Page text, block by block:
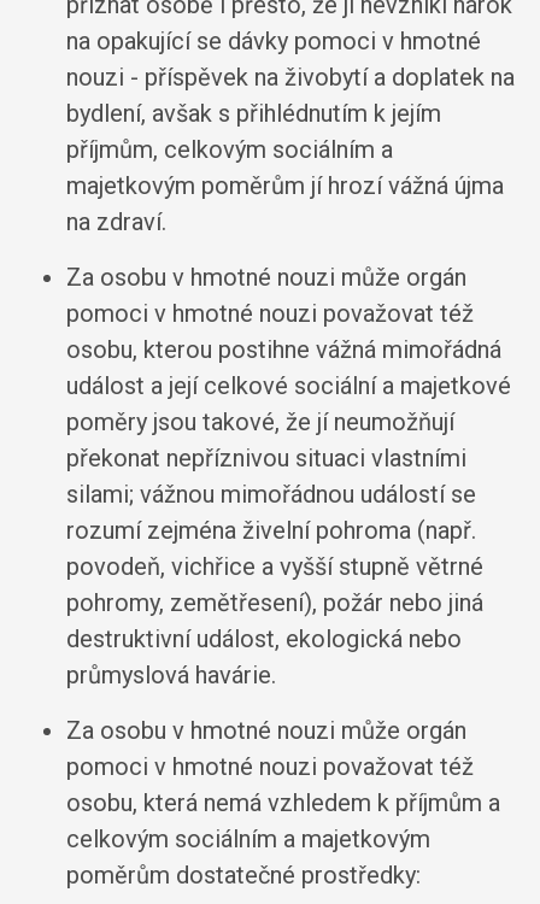
na opakující se dávky pomoci v hmotné
nouzi - příspěvek na živobytí a doplatek na
bydlení, avšak s přihlédnutím k jejím
příjmům, celkovým sociálním a
majetkovým poměrům jí hrozí vážná újma
na zdraví.
Za osobu v hmotné nouzi může orgán
pomoci v hmotné nouzi považovat též
osobu, kterou postihne vážná mimořádná
událost a její celkové sociální a majetkové
poměry jsou takové, že jí neumožňují
překonat nepříznivou situaci vlastními
silami; vážnou mimořádnou událostí se
rozumí zejména živelní pohroma (např.
povodeň, vichřice a vyšší stupně větrné
pohromy, zemětřesení), požár nebo jiná
destruktivní událost, ekologická nebo
průmyslová havárie.
Za osobu v hmotné nouzi může orgán
pomoci v hmotné nouzi považovat též
osobu, která nemá vzhledem k příjmům a
celkovým sociálním a majetkovým
poměrům dostatečné prostředky: